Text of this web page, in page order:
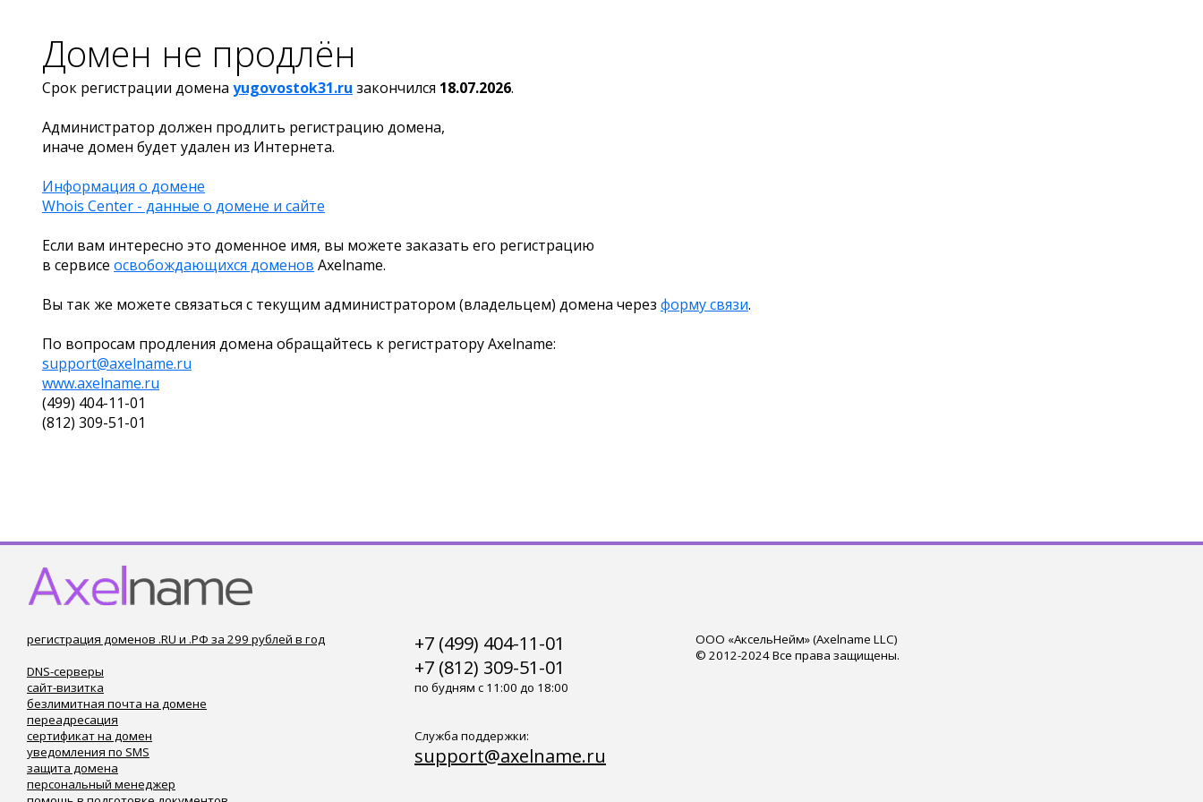
Домен не продлён
Срок регистрации домена yugovostok31.ru закончился 18.07.2026.
Администратор должен продлить регистрацию домена,
иначе домен будет удален из Интернета.
Информация о домене
Whois Center - данные о домене и сайте
Если вам интересно это доменное имя, вы можете заказать его регистрацию
в сервисе освобождающихся доменов Axelname.
Вы так же можете связаться с текущим администратором (владельцем) домена через форму связи.
По вопросам продления домена обращайтесь к регистратору Axelname:
support@axelname.ru
www.axelname.ru
(499) 404-11-01
(812) 309-51-01
регистрация доменов .RU и .РФ за 299 рублей в год
DNS-серверы
сайт-визитка
безлимитная почта на домене
переадресация
сертификат на домен
уведомления по SMS
защита домена
персональный менеджер
+7 (499) 404-11-01
+7 (812) 309-51-01
по будням с 11:00 до 18:00
Служба поддержки:
support@axelname.ru
ООО «АксельНейм» (Axelname LLC)
© 2012-2024 Все права защищены.